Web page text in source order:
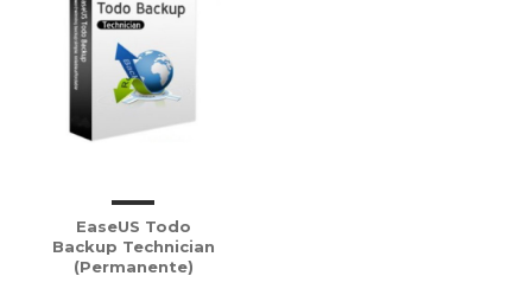
EaseUS Todo
Backup Technician
(Permanente)